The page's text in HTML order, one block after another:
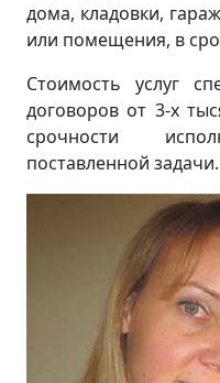
дома, кладовки,
или помещения, в
Стоимость услуг
договоров от 3-х
срочности
поставленной задачи.